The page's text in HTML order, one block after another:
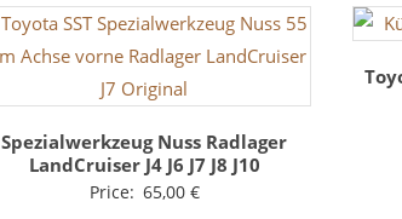
Spezialwerkzeug Nuss Radlager
LandCruiser J4 J6 J7 J8 J10
Price: 65,00 €